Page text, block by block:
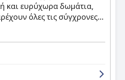
και ευρύχωρα δωμάτια,
όλες τις σύγχρονες